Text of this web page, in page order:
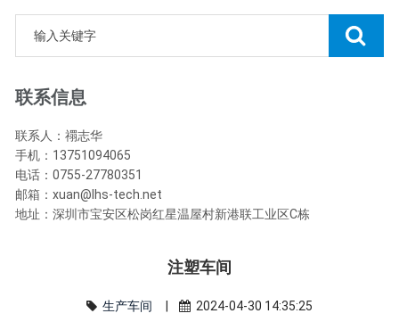
联系信息
联系人：禤志华
手机：13751094065
电话：0755-27780351
邮箱：xuan@lhs-tech.net
地址：深圳市宝安区松岗红星温屋村新港联工业区C栋
注塑车间
生产车间 2024-04-30 14:35:25